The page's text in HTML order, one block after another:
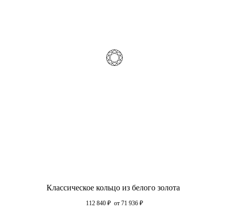
Классическое кольцо из белого золота
112 840 ₽ от 71 936 ₽